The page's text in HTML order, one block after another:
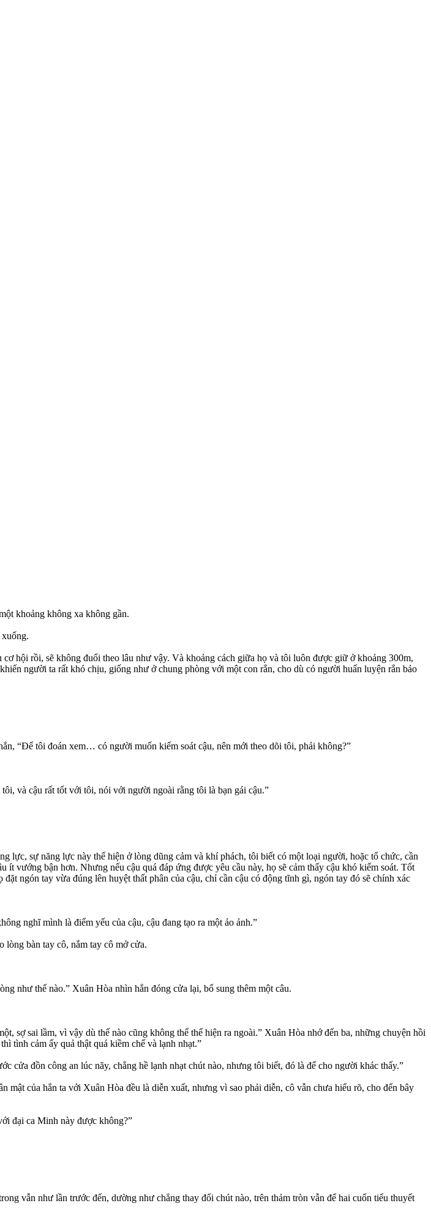
khoảng không xa không gần.
hội rồi, sẽ không đuổi theo lâu như vậy. Và khoảng cách giữa họ và tôi luôn được giữ ở khoảng 300m,
người ta rất khó chịu, giống như ở chung phòng với một con rắn, cho dù có người huấn luyện rắn bảo
“Để tôi đoán xem… có người muốn kiểm soát cậu, nên mới theo dõi tôi, phải không?”
và cậu rất tốt với tôi, nói với người ngoài rằng tôi là bạn gái cậu.”
sự năng lực này thể hiện ở lòng dũng cảm và khí phách, tôi biết có một loại người, hoặc tổ chức, cần
ít vướng bận hơn. Nhưng nếu cậu quá đáp ứng được yêu cầu này, họ sẽ cảm thấy cậu khó kiểm soát. Tốt
ngón tay vừa đúng lên huyệt thất phân của cậu, chỉ cần cậu có động tĩnh gì, ngón tay đó sẽ chính xác
nghĩ mình là điểm yếu của cậu, cậu đang tạo ra một ảo ảnh.”
bàn tay cô, nắm tay cô mở cửa.
như thế nào.” Xuân Hòa nhìn hắn đóng cửa lại, bổ sung thêm một câu.
sợ sai lầm, vì vậy dù thế nào cũng không thể thể hiện ra ngoài.” Xuân Hòa nhớ đến ba, những chuyện hồi
tình cảm ấy quả thật quá kiềm chế và lạnh nhạt.”
cửa đồn công an lúc nãy, chẳng hề lạnh nhạt chút nào, nhưng tôi biết, đó là để cho người khác thấy.”
của hắn ta với Xuân Hòa đều là diễn xuất, nhưng vì sao phải diễn, cô vẫn chưa hiểu rõ, cho đến bây
đại ca Minh này được không?”
vẫn như lần trước đến, dường như chẳng thay đổi chút nào, trên thảm tròn vẫn để hai cuốn tiểu thuyết